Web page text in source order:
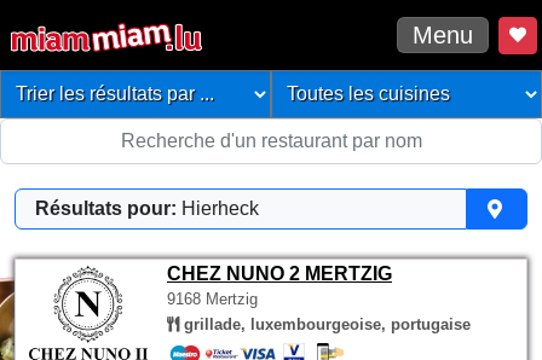
Menu
Résultats pour: Hierheck
CHEZ NUNO 2 MERTZIG
9168 Mertzig
grillade, luxembourgeoise, portugaise